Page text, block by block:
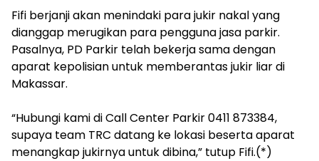
Fifi berjanji akan menindaki para jukir nakal yang
dianggap merugikan para pengguna jasa parkir.
Pasalnya, PD Parkir telah bekerja sama dengan
aparat kepolisian untuk memberantas jukir liar di
Makassar.
“Hubungi kami di Call Center Parkir 0411 873384,
supaya team TRC datang ke lokasi beserta aparat
menangkap jukirnya untuk dibina,” tutup Fifi.(*)